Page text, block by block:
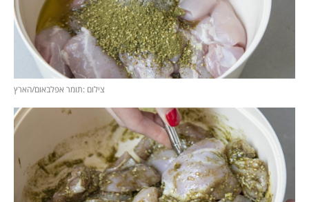
צילום :תומר אפלבאום/הארץ